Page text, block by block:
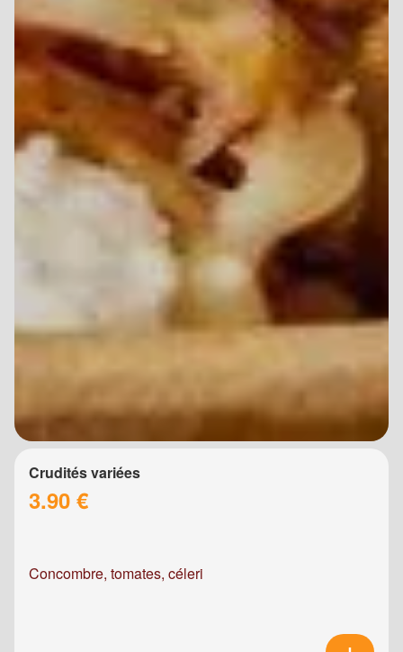
Crudités variées
3.90 €
Concombre, tomates, céleri